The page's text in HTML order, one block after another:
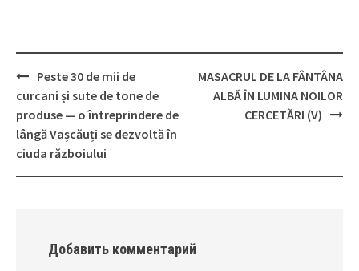
Post
navigation
Peste 30 de mii de
curcani și sute de tone de
produse — o întreprindere de
lângă Vașcăuți se dezvoltă în
ciuda războiului
MASACRUL DE LA FÂNTÂNA
ALBĂ ÎN LUMINA NOILOR
CERCETĂRI (V)
Добавить комментарий